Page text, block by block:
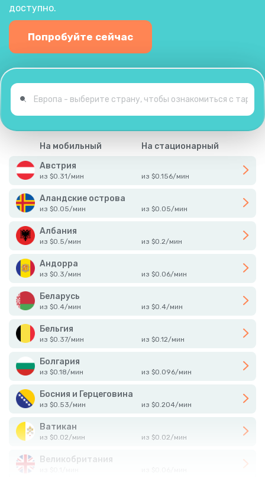
доступно.
Попробуйте сейчас
На мобильный
На стационарный
Австрия
из $0.31/мин из $0.156/мин
Аландские острова
из $0.05/мин из $0.05/мин
Албания
из $0.5/мин из $0.2/мин
Андорра
из $0.3/мин из $0.06/мин
Беларусь
из $0.4/мин из $0.4/мин
Бельгия
из $0.37/мин из $0.12/мин
Болгария
из $0.18/мин из $0.096/мин
Босния и Герцеговина
из $0.53/мин из $0.204/мин
Ватикан
из $0.02/мин из $0.02/мин
Великобритания